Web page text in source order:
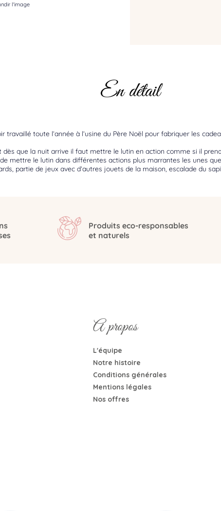
l'image
En détail
travaillé toute l’année à l’usine du Père Noël pour fabriquer les
que la nuit arrive il faut mettre le lutin en action comme si il
mettre le lutin dans différentes actions plus marrantes les unes
partie de jeux avec d’autres jouets de la maison, escalade du
Produits eco-responsables
et naturels
A propos
L'équipe
Notre histoire
Conditions générales
Mentions légales
Nos offres